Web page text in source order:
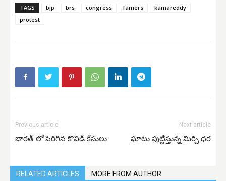
TAGS bjp brs congress famers
kamareddy
protest
Previous article
భారత్ లో పెరిగిన కొవిడ్ కేసులు
Next article
ఘాటు పుట్టిస్తున్న మిర్చి ధర
RELATED ARTICLES MORE FROM AUTHOR